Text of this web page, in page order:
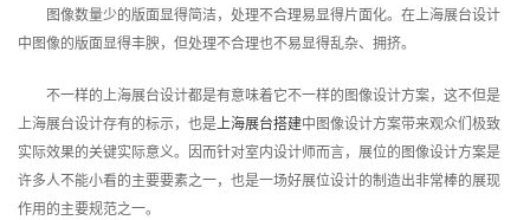
图像数量少的版面显得简洁，处理不合理易显得片面化。在上海展台设计
中图像的版面显得丰腴，但处理不合理也不易显得乱杂、拥挤。
不一样的上海展台设计都是有意味着它不一样的图像设计方案，这不但是
上海展台设计存有的标示，也是上海展台搭建中图像设计方案带来观众们极致
实际效果的关键实际意义。因而针对室内设计师而言，展位的图像设计方案是
许多人不能小看的主要要素之一，也是一场好展位设计的制造出非常棒的展现
作用的主要规范之一。